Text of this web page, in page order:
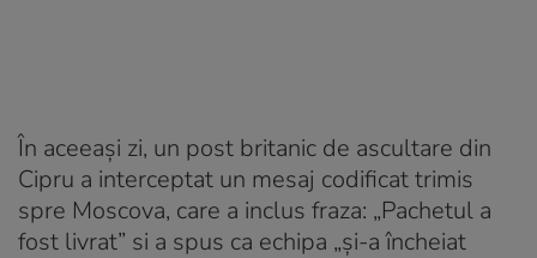
În aceeași zi, un post britanic de ascultare din
Cipru a interceptat un mesaj codificat trimis
spre Moscova, care a inclus fraza: „Pachetul a
fost livrat” si a spus ca echipa „și-a încheiat